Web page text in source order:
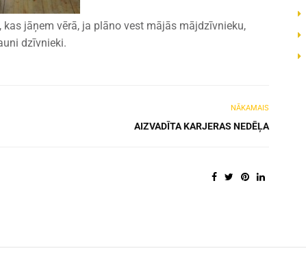
jāņem vērā, ja plāno vest mājās mājdzīvnieku,
dzīvnieki.
NĀKAMAIS
AIZVADĪTA KARJERAS NEDĒĻA